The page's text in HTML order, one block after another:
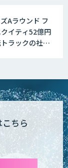
Aラウンド フ
イティ52億円
ラックの社会
ちら